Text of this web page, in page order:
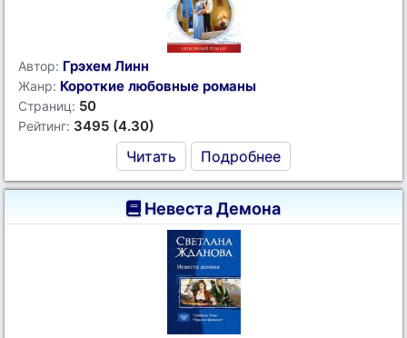
Автор: Грэхем Линн
Жанр: Короткие любовные романы
Страниц: 50
Рейтинг: 3495 (4.30)
Читать Подробнее
Невеста Демона